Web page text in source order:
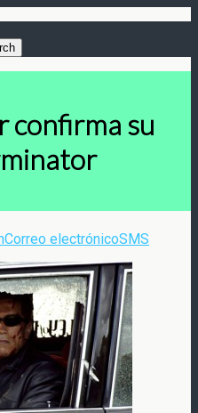
confirma su
Correo electrónicoSMS